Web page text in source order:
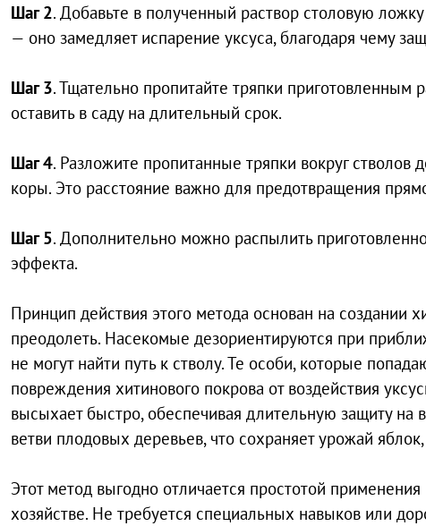
Шаг 2. Добавьте в полученный раствор столовую
— оно замедляет испарение уксуса, благодаря чему
Шаг 3. Тщательно пропитайте тряпки
оставить в саду на длительный срок.
Шаг 4. Разложите пропитанные тряпки вокруг стволов
коры. Это расстояние важно для предотвращения
Шаг 5. Дополнительно можно распылить
эффекта.
Принцип действия этого метода основан на создании
преодолеть. Насекомые дезориентируются при
не могут найти путь к стволу. Те особи, которые
повреждения хитинового покрова от воздействия
высыхает быстро, обеспечивая длительную защиту на
ветви плодовых деревьев, что сохраняет урожай
Этот метод выгодно отличается простотой
хозяйстве. Не требуется специальных навыков или